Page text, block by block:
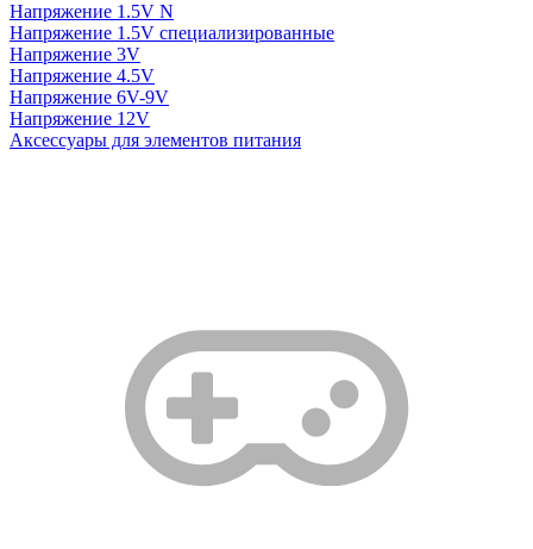
Напряжение 1.5V N
Напряжение 1.5V специализированные
Напряжение 3V
Напряжение 4.5V
Напряжение 6V-9V
Напряжение 12V
Аксессуары для элементов питания